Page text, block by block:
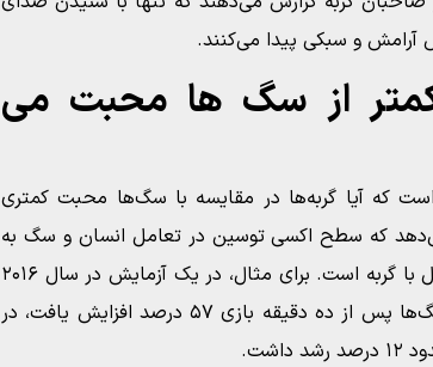
و سبکی پیدا می‌کنند.
کمتر از سگ‌ ها محبت می‌
که آیا گربه‌ها در مقایسه با سگ‌ها محبت کمتری
که سطح اکسی توسین در تعامل انسان و سگ به
طور متوسط بالاتر از تعامل با گربه است. برای مثال، در یک آزمایش در سال ۲۰۱۶
سطح اکسی توسین در سگ‌ها پس از ده دقیقه بازی ۵۷ درصد افزایش یافت، در